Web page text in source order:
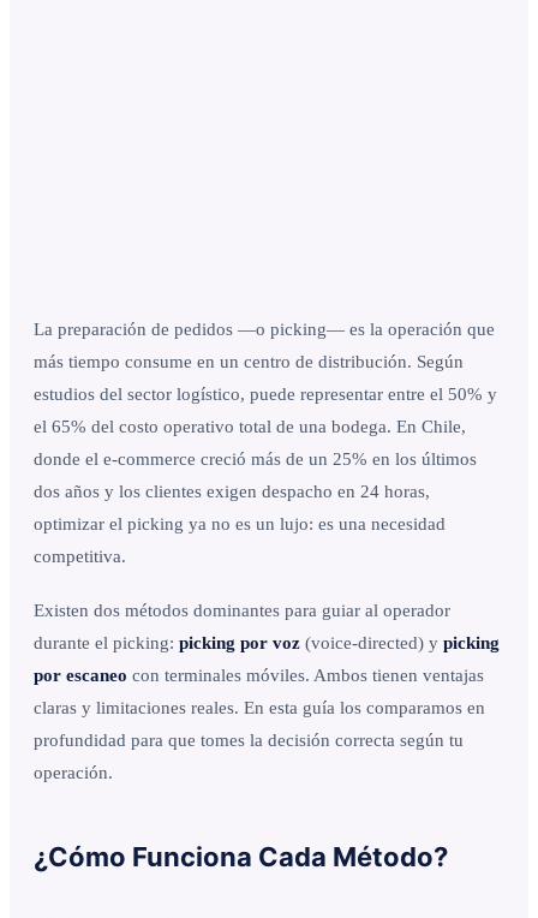
La preparación de pedidos —o picking— es la operación que
más tiempo consume en un centro de distribución. Según
estudios del sector logístico, puede representar entre el 50% y
el 65% del costo operativo total de una bodega. En Chile,
donde el e-commerce creció más de un 25% en los últimos
dos años y los clientes exigen despacho en 24 horas,
optimizar el picking ya no es un lujo: es una necesidad
competitiva.
Existen dos métodos dominantes para guiar al operador
durante el picking: picking por voz (voice-directed) y picking
por escaneo con terminales móviles. Ambos tienen ventajas
claras y limitaciones reales. En esta guía los comparamos en
profundidad para que tomes la decisión correcta según tu
operación.
¿Cómo Funciona Cada Método?